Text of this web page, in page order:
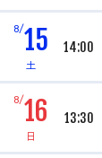
8/15
土
14:00
8/16
日
13:30